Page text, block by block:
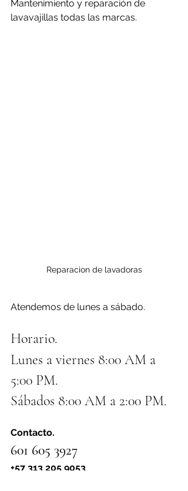
Mantenimiento y reparación de
lavavajillas todas las marcas.
Reparacion de lavadoras
Atendemos de lunes a sábado.
Horario.
Lunes a viernes 8:00 AM a
5:00 PM.
Sábados 8:00 AM a 2:00 PM.
Contacto.
601 605 3927
+57 313 205 9053